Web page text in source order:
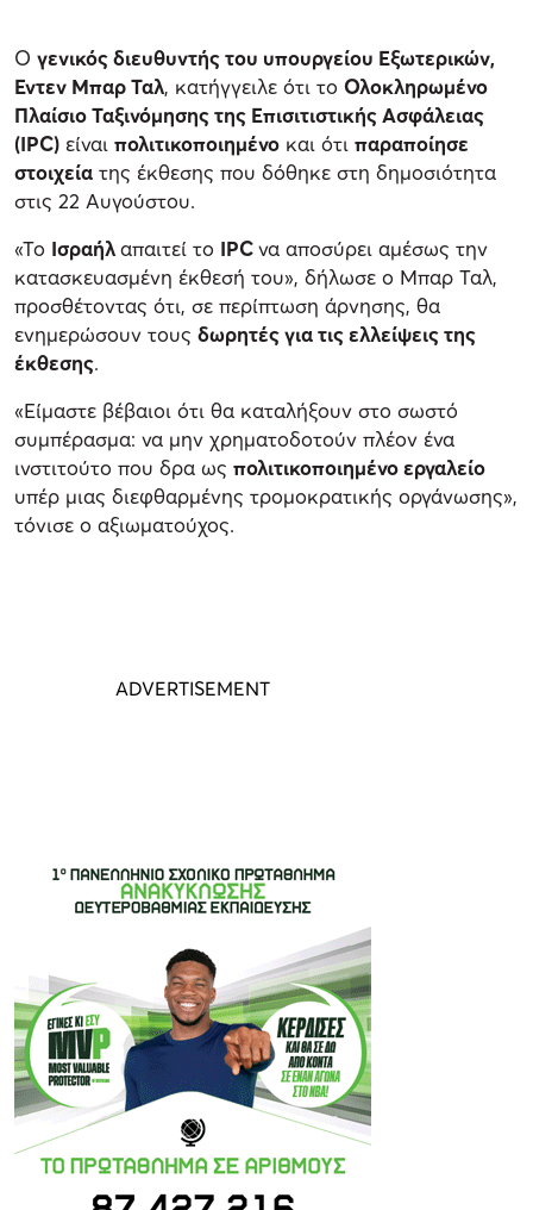
Ο γενικός διευθυντής του υπουργείου Εξωτερικών,
Εντεν Μπαρ Ταλ, κατήγγειλε ότι το Ολοκληρωμένο
Πλαίσιο Ταξινόμησης της Επισιτιστικής Ασφάλειας
(IPC) είναι πολιτικοποιημένο και ότι παραποίησε
στοιχεία της έκθεσης που δόθηκε στη δημοσιότητα
στις 22 Αυγούστου.
«Το Ισραήλαπαιτεί το IPCνα αποσύρει αμέσως την
κατασκευασμένη έκθεσή του», δήλωσε ο Μπαρ Ταλ,
προσθέτοντας ότι, σε περίπτωση άρνησης, θα
ενημερώσουν τους δωρητές για τις ελλείψεις της
έκθεσης.
«Είμαστε βέβαιοι ότι θα καταλήξουν στο σωστό
συμπέρασμα: να μην χρηματοδοτούν πλέον ένα
ινστιτούτο που δρα ως πολιτικοποιημένο εργαλείο
υπέρ μιας διεφθαρμένης τρομοκρατικής οργάνωσης»,
τόνισε ο αξιωματούχος.